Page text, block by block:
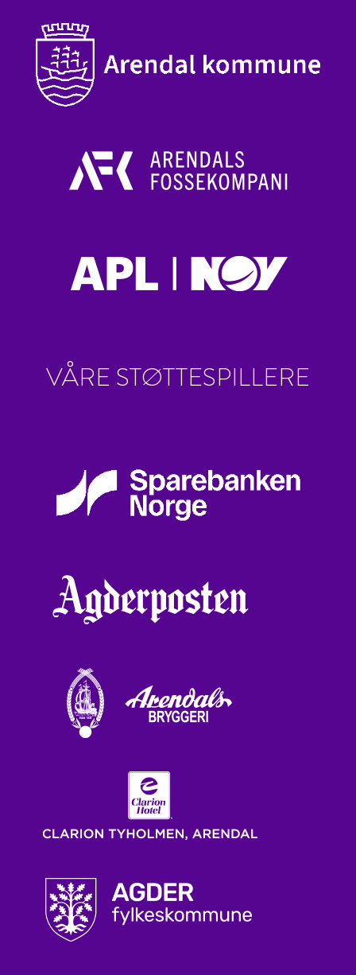
VÅRE STØTTESPILLERE